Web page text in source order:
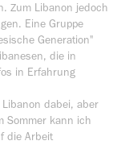
Zum Libanon jedoch
Eine Gruppe
Generation"
die in
in Erfahrung
dabei, aber
Sommer kann ich
die Arbeit